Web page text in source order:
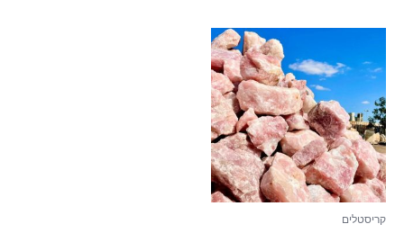
קריסטלים
טווח
מחירים:
עד
למוצר
זה
יש
מספר
סוגים.
ניתן
לבחור
את